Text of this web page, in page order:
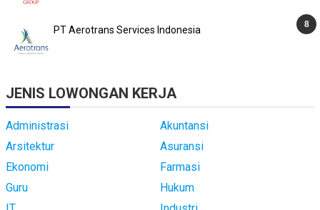
PT Aerotrans Services Indonesia
JENIS LOWONGAN KERJA
Administrasi
Akuntansi
Arsitektur
Asuransi
Ekonomi
Farmasi
Guru
Hukum